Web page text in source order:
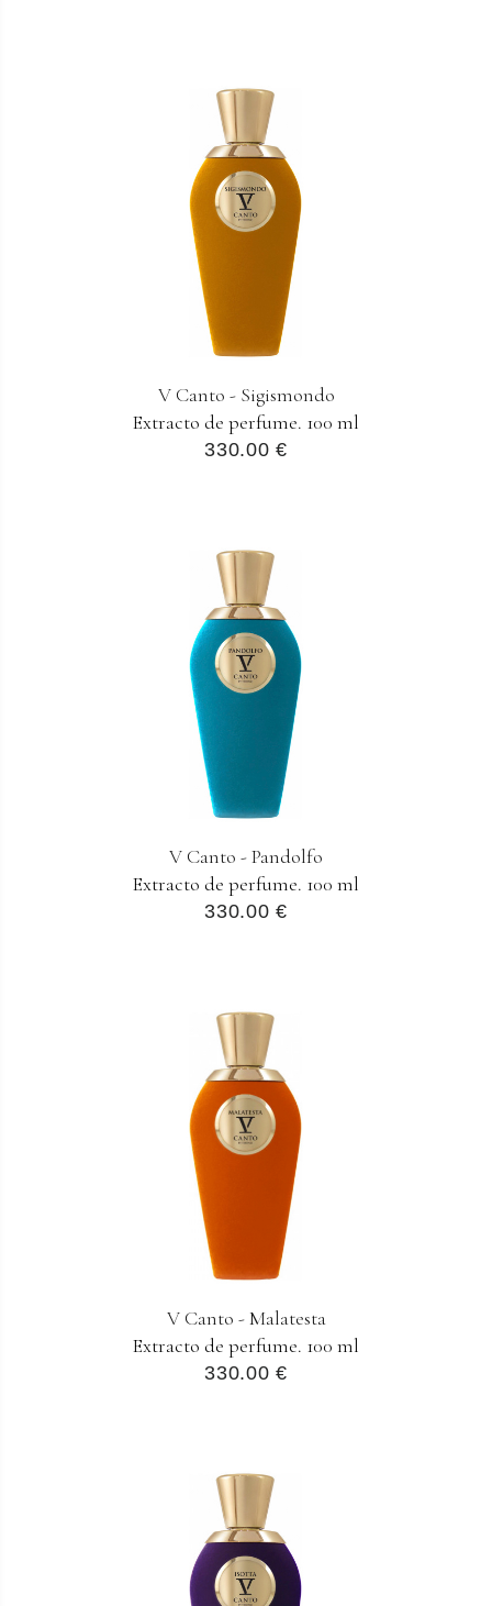
V Canto - Sigismondo
Extracto de perfume. 100 ml
330.00 €
V Canto - Pandolfo
Extracto de perfume. 100 ml
330.00 €
V Canto - Malatesta
Extracto de perfume. 100 ml
330.00 €